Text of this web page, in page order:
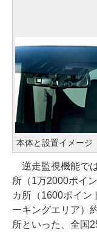
本体と設置イメージ
逆走監視機能で
所（1万2000ポイ
カ所（1600ポイン
ーキングエリア）
所といった、全国